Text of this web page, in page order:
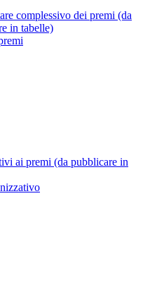
complessivo dei premi (da
in tabelle)
ai premi (da pubblicare in